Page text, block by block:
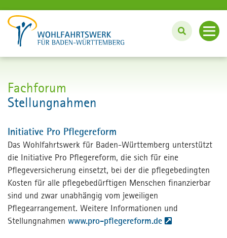
Unterstützung im Haushalt
Pflege und Betreuung zu Hause
Bei uns wohnen und leben
#wassinnvollestun: BFD und FSJ
Lebenslanges Lernen: Bildungszentrum
Angebote für Unternehmen
Innovation und Projekte
Fördern und Engagieren
Über uns
Karriere
English
Fachforum
Stellungnahmen
Initiative Pro Pflegereform
Das Wohlfahrtswerk für Baden-Württemberg unterstützt
die Initiative Pro Pflegereform, die sich für eine
Pflegeversicherung einsetzt, bei der die pflegebedingten
Kosten für alle pflegebedürftigen Menschen finanzierbar
sind und zwar unabhängig vom jeweiligen
Pflegearrangement. Weitere Informationen und
Stellungnahmen www.pro-pflegereform.de